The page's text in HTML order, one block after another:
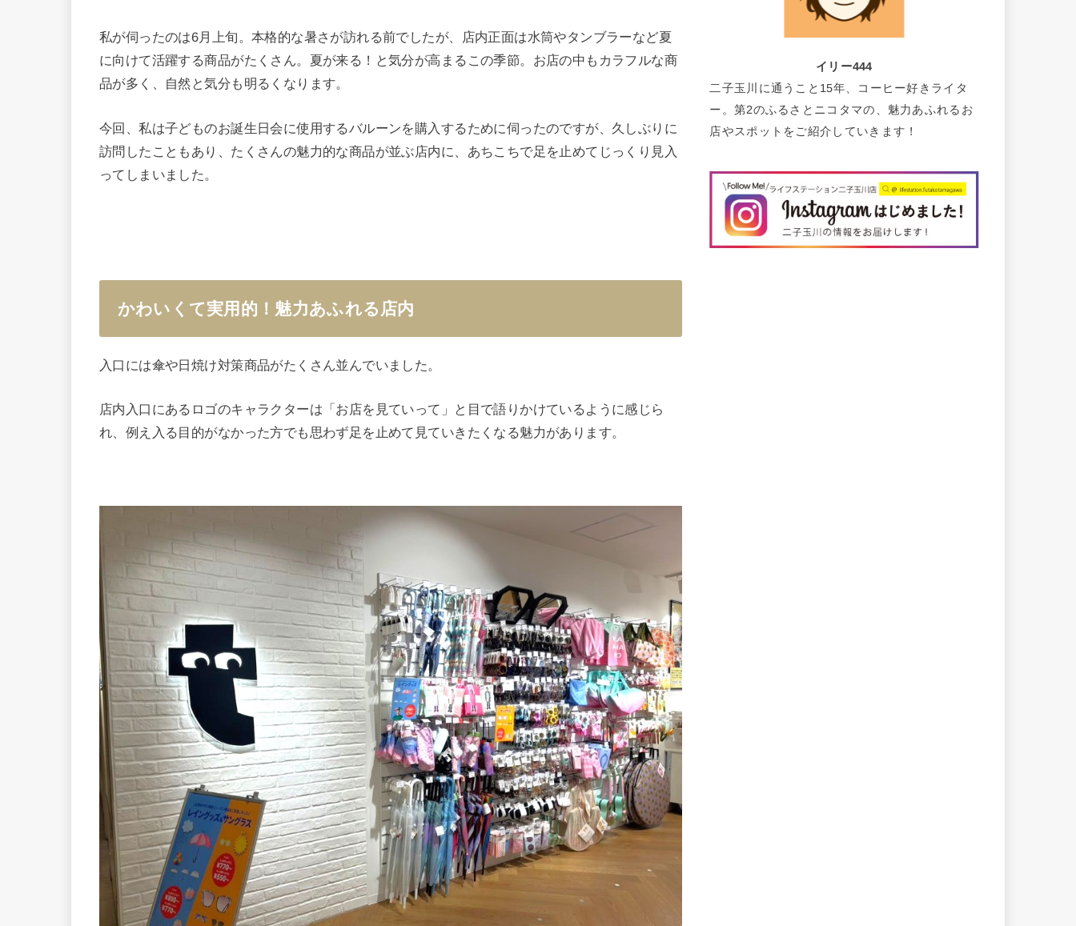
私が伺ったのは6月上旬。本格的な暑さが訪れる前でしたが、店内正面は水筒やタンブラーなど夏
に向けて活躍する商品がたくさん。夏が来る！と気分が高まるこの季節。お店の中もカラフルな商
品が多く、自然と気分も明るくなります。
今回、私は子どものお誕生日会に使用するバルーンを購入するために伺ったのですが、久しぶりに
訪問したこともあり、たくさんの魅力的な商品が並ぶ店内に、あちこちで足を止めてじっくり見入
ってしまいました。
かわいくて実用的！魅力あふれる店内
入口には傘や日焼け対策商品がたくさん並んでいました。
店内入口にあるロゴのキャラクターは「お店を見ていって」と目で語りかけているように感じら
れ、例え入る目的がなかった方でも思わず足を止めて見ていきたくなる魅力があります。
イリー444
二子玉川に通うこと15年、コーヒー好きライタ
ー。第2のふるさとニコタマの、魅力あふれるお
店やスポットをご紹介していきます！